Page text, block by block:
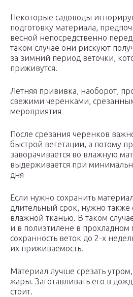
Некоторые садоводы
подготовку материала,
весной непосредственно
таком случае они рискуют
за зимний период веточки,
приживутся.
Летняя прививка, наоборот,
свежими черенками,
мероприятия
После срезания черенков
быстрой вегетации, а потому
заворачивается во влажную
выдерживается при
дня
Если нужно сохранить
длительный срок, нужно также
влажной тканью. В таком
и в полиэтилене в прохладном
сохранность веток до 2-х
их приживаемость.
Материал лучше срезать
жары. Заготавливать его в
стоит.